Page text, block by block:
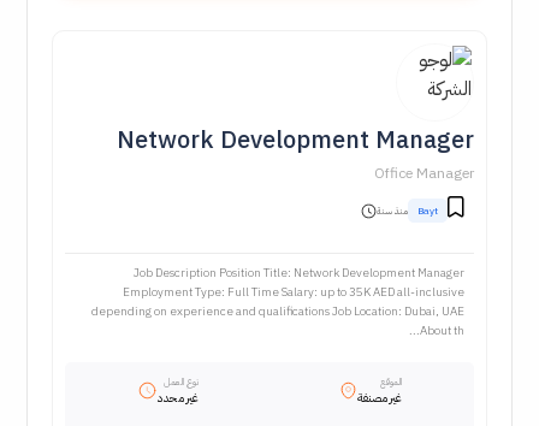
Network Development Manager
Office Manager
Bayt منذ سنة
Job Description Position Title: Network Development Manager
Employment Type: Full Time Salary: up to 35K AED all-inclusive
depending on experience and qualifications Job Location: Dubai, UAE
About th...
الموقع
غير مصنفة
نوع العمل
غير محدد